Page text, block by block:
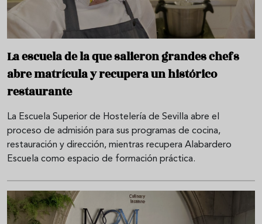
La escuela de la que salieron grandes chefs
abre matrícula y recupera un histórico
restaurante
La Escuela Superior de Hostelería de Sevilla abre el
proceso de admisión para sus programas de cocina,
restauración y dirección, mientras recupera Alabardero
Escuela como espacio de formación práctica.